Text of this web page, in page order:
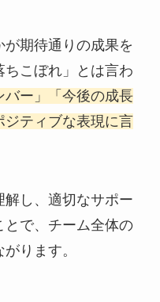
が期待通りの成果を
こぼれ」とは言わ
バー」「今後の成長
ジティブな表現に言
解し、適切なサポー
とで、チーム全体の
ります。